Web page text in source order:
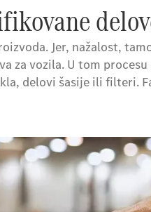
Jer, nažalost,
za vozila. U tom
delovi šasije ili filteri.